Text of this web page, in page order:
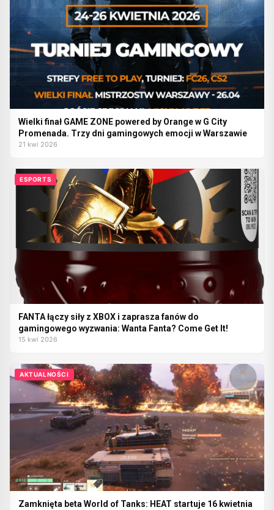
Wielki finał GAME ZONE powered by Orange w G City
Promenada. Trzy dni gamingowych emocji w Warszawie
21 kwi 2026
ESPORTS
FANTA łączy siły z XBOX i zaprasza fanów do
gamingowego wyzwania: Wanta Fanta? Come Get It!
15 kwi 2026
AKTUALNOŚCI
Zamknięta beta World of Tanks: HEAT startuje 16 kwietnia